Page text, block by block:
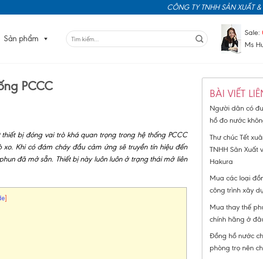
CÔNG TY TNHH SẢN XUẤT
Sản phẩm
Sale:
Ms
PCCC
bị đóng vai trò khá quan trọng trong hệ thống PCCC
Khi có đám cháy đầu cảm ứng sẽ truyền tín hiệu đến
đã mở sẵn. Thiết bị này luôn luôn ở trạng thái mở liên
]
BÀI VIẾT
Người dân có
hồ đo nước
Thư chúc Tết
TNHH Sản Xuất
Hakura
Mua các loại
công trình xây
Mua thay thế
chính hãng ở
Đồng hồ nước
phòng trọ nên